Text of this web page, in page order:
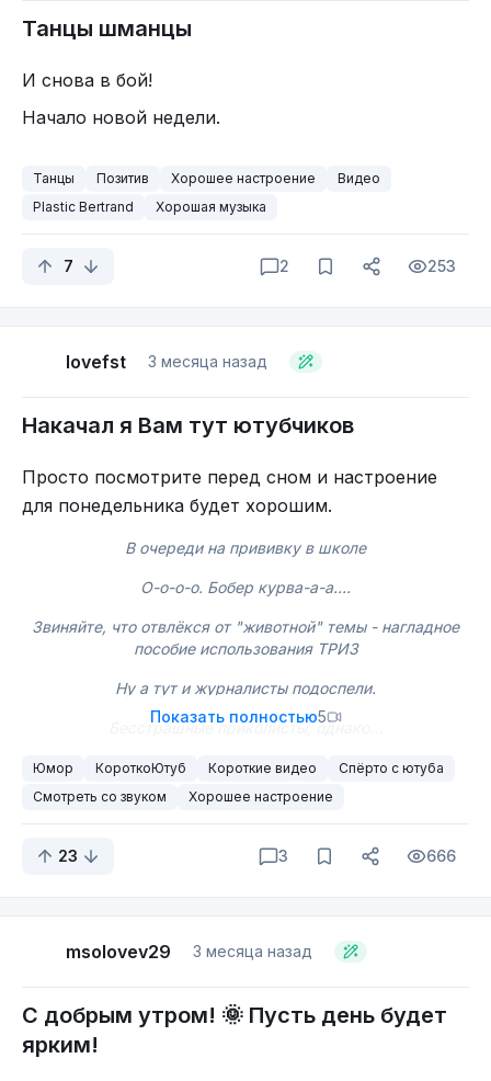
Танцы шманцы
И снова в бой!
Начало новой недели.
Танцы Позитив Хорошее настроение
Видео
Plastic Bertrand
Хорошая музыка
7 2 253
lovefst 3 месяца назад
Накачал я Вам тут ютубчиков
Просто посмотрите перед сном и настроение
для понедельника будет хорошим.
В очереди на прививку в школе
О-о-о-о. Бобер курва-а-а....
Звиняйте, что отвлёкся от "животной" темы - нагладное
пособие использования ТРИЗ
Ну а тут и журналисты подоспели.
Бесстрашные приколисты, однако...
Показать полностью5
Юмор КороткоЮтуб Короткие видео
Спёрто с ютуба
Смотреть со звуком
Хорошее настроение
23 3 666
msolovev29 3 месяца назад
С добрым утром! 🌞 Пусть день будет
ярким!